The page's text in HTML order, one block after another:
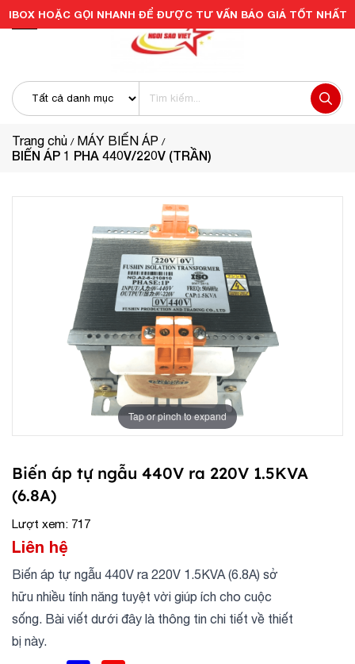
Trang chủ MÁY BIẾN ÁP
BIẾN ÁP 1 PHA 440V/220V (TRẦN)
Tap or pinch to expand
Biến áp tự ngẫu 440V ra 220V 1.5KVA
(6.8A)
Lượt xem: 717
Liên hệ
Biến áp tự ngẫu 440V ra 220V 1.5KVA (6.8A) sở
hữu nhiều tính năng tuyệt vời giúp ích cho cuộc
sống. Bài viết dưới đây là thông tin chi tiết về thiết
bị này.
IBOX HOẶC GỌI NHANH ĐỂ ĐƯỢC TƯ VẤN BÁO GIÁ TỐT NHẤT